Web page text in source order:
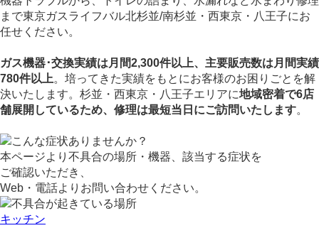
まで東京ガスライフバル北杉並/南杉並・西東京・八王子にお
任せください。
ガス機器･交換実績は月間2,300件以上、主要販売数は月間実績
780件以上。培ってきた実績をもとにお客様のお困りごとを解
決いたします。杉並・西東京・八王子エリアに地域密着で6店
舗展開しているため、 修理は最短当日にご訪問いたします。
本ページより不具合の場所・機器、該当する症状を
ご確認いただき、
Web・電話より お問い合わせください。
キッチン